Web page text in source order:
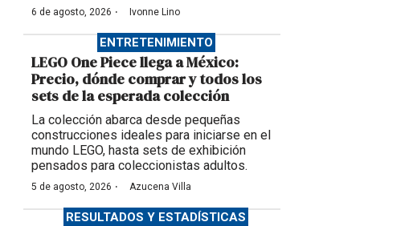
6 de agosto, 2026 · Ivonne Lino
ENTRETENIMIENTO
LEGO One Piece llega a México:
Precio, dónde comprar y todos los
sets de la esperada colección
La colección abarca desde pequeñas
construcciones ideales para iniciarse en el
mundo LEGO, hasta sets de exhibición
pensados para coleccionistas adultos.
5 de agosto, 2026 · Azucena Villa
RESULTADOS Y ESTADÍSTICAS